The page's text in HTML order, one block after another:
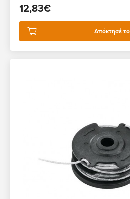
12,83€
Απόκτησέ το